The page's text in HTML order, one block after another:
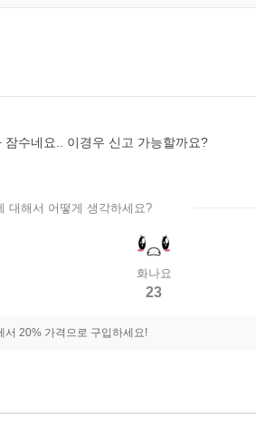
수네요.. 이경우 신고 가능할까요?
대해서 어떻게 생각하세요?
화나요
23
서 20% 가격으로 구입하세요!